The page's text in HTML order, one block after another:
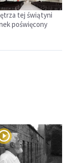
tej świątyni
poświęcony